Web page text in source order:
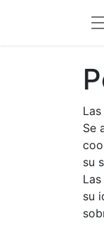
Se
su
su